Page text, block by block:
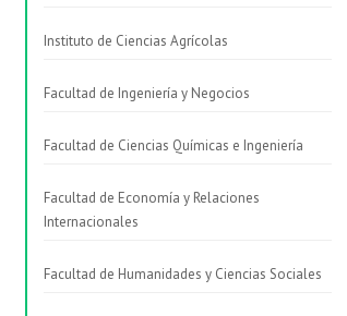
Instituto de Ciencias Agrícolas
Facultad de Ingeniería y Negocios
Facultad de Ciencias Químicas e Ingeniería
Facultad de Economía y Relaciones
Internacionales
Facultad de Humanidades y Ciencias Sociales